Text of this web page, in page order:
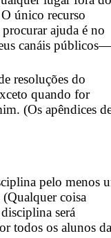
único recurso
ajuda é no
canáis
resoluções do
quando for
(Os apêndices
pelo menos
coisa
será
todos os alunos